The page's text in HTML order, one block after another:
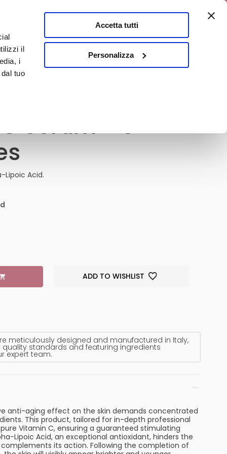
il
i
tuo
Accetta tutti
Personalizza
discount
Serum - 6
Lipoic Acid.
ADD TO WISHLIST
meticulously designed and manufactured in Italy,
standards and featuring ingredients
expert team.
anti-aging effect on the skin demands concentrated
This product, tailored for in-depth professional
Vitamin C, ensuring a guaranteed stimulating
Lipoic Acid, an exceptional antioxidant, hinders the
its action. Following the completion of